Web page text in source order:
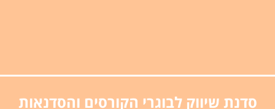
סדנת שיווק לבוגרי הקורסים והסדנאות